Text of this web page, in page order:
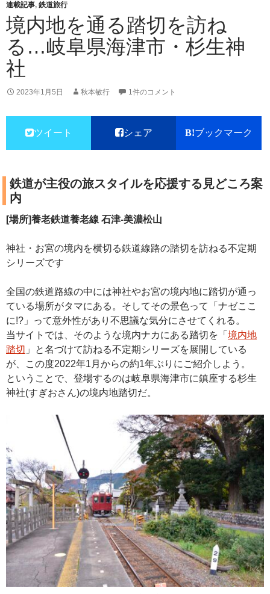
連載記事, 鉄道旅行
境内地を通る踏切を訪ね
る…岐阜県海津市・杉生神
社
2023年1月5日 秋本敏行 1件のコメント
ツイート シェア ブックマーク
鉄道が主役の旅スタイルを応援する見どころ案
内
[場所]養老鉄道養老線 石津-美濃松山
神社・お宮の境内を横切る鉄道線路の踏切を訪ねる不定期
シリーズです
全国の鉄道路線の中には神社やお宮の境内地に踏切が通っ
ている場所がタマにある。そしてその景色って「ナゼここ
に!?」って意外性があり不思議な気分にさせてくれる。
当サイトでは、そのような境内ナカにある踏切を「 境内地
踏切 」と名づけて訪ねる不定期シリーズを展開している
が、この度2022年1月からの約1年ぶりにご紹介しよう。
ということで、登場するのは岐阜県海津市に鎮座する杉生
神社(すぎおさん)の境内地踏切だ。